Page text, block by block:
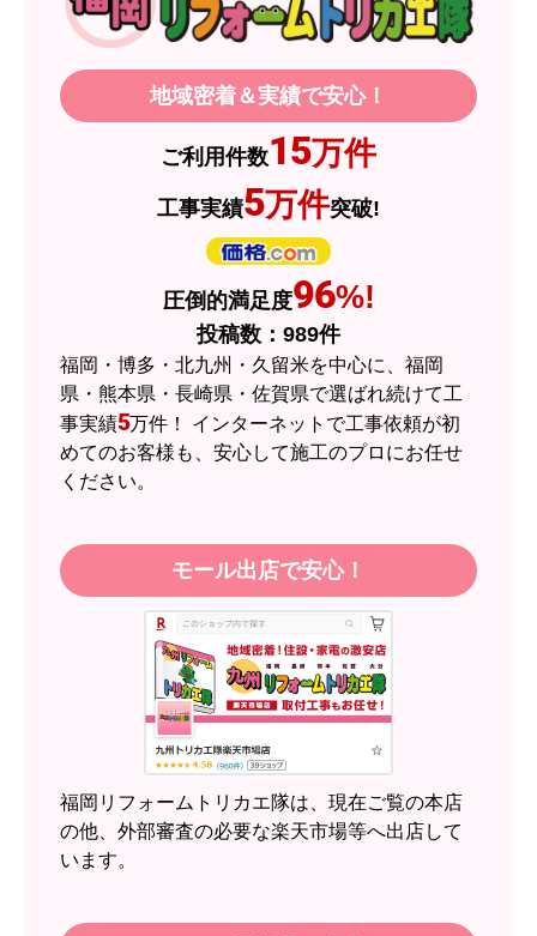
製品価格もですが、設置や保証なども充実してい
るので、今後も頼りになるショップの一つです。
2026年7月3日 19:01
欲しい商品をスムーズに注文できましたか？
ショップからの連絡や対応は適切でしたか？
予定の期日までに商品が届きましたか？
はい
商品の梱包は必要十分なものでしたか？
はい
またこのショップを利用したいですか？
【注文商品】エアコン・クーラー 【注
文時期】2026年05月頃（モバイルから）
【このショップを選んだ理由は？】
近隣のショップでしっかりやってくれそうだった
【注文からどのくらいで届きましたか？】
【その他感想・コメント】
2026年6月30日 23:50
地域密着＆実績で安心！
ご利用件数15万件
工事実績5万件突破!
圧倒的満足度96%!
投稿数： 989件
福岡・博多・北九州・久留米を中心に、福岡
県・熊本県・長崎県・佐賀県で選ばれ続けて工
事実績5万件！ インターネットで工事依頼が初
めてのお客様も、安心して施工のプロにお任せ
ください。
モール出店で安心！
福岡リフォームトリカエ隊は、現在ご覧の本店
の他、外部審査の必要な楽天市場等へ出店して
います。